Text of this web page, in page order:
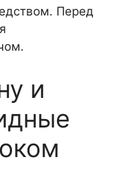
Перед
и